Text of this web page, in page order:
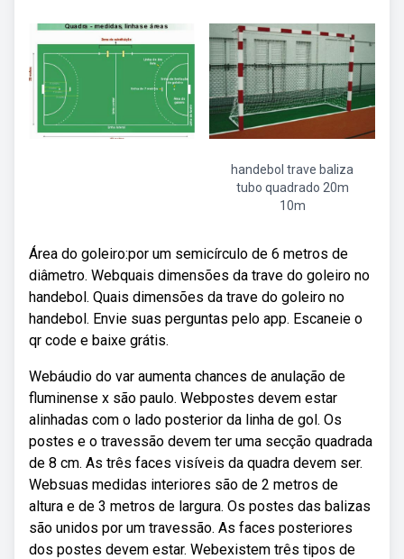
handebol trave baliza
tubo quadrado 20m
10m
Área do goleiro:por um semicírculo de 6 metros de
diâmetro. Webquais dimensões da trave do goleiro no
handebol. Quais dimensões da trave do goleiro no
handebol. Envie suas perguntas pelo app. Escaneie o
qr code e baixe grátis.
Webáudio do var aumenta chances de anulação de
fluminense x são paulo. Webpostes devem estar
alinhadas com o lado posterior da linha de gol. Os
postes e o travessão devem ter uma secção quadrada
de 8 cm. As três faces visíveis da quadra devem ser.
Websuas medidas interiores são de 2 metros de
altura e de 3 metros de largura. Os postes das balizas
são unidos por um travessão. As faces posteriores
dos postes devem estar. Webexistem três tipos de